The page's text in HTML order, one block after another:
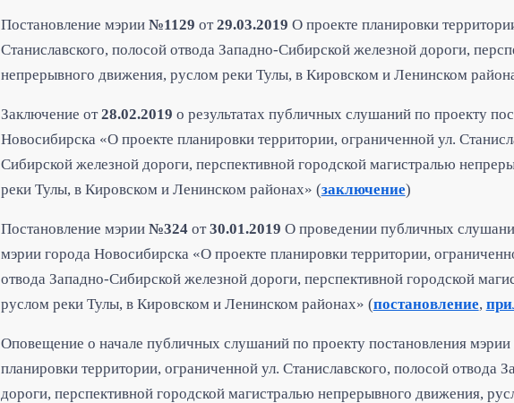
Постановление мэрии №1129 от29.03.2019 О проекте планировки
Станиславского, полосой отвода Западно-Сибирской железной дороги,
непрерывного движения, руслом реки Тулы, в Кировском и Ленинском
Заключение от28.02.2019 о результатах публичных слушаний по проекту
Новосибирска «О проекте планировки территории, ограниченной ул.
Сибирской железной дороги, перспективной городской магистралью
реки Тулы, в Кировском и Ленинском районах» (заключение)
Постановление мэрии №324 от30.01.2019 О проведении публичных
мэрии города Новосибирска «О проекте планировки территории,
отвода Западно-Сибирской железной дороги, перспективной городской
руслом реки Тулы, в Кировском и Ленинском районах» (постановление,
Оповещение о начале публичных слушаний по проекту постановления
планировки территории, ограниченной ул. Станиславского, полосой отвода
дороги, перспективной городской магистралью непрерывного движения,